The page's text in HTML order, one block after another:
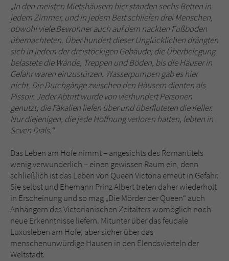
„In den meisten Mietshäusern hier standen sechs Betten in
jedem Zimmer, und in jedem Bett schliefen drei Menschen,
obwohl viele Bewohner auch auf dem nackten Fußboden
übernachteten. Über hundert dieser Unglücklichen drängten
sich in jedem der dreistöckigen Gebäude; die Überbelegung
belastete die Wände, Treppen und Böden, bis die Häuser in
Gefahr waren einzustürzen. Wasserpumpen gab es hier
nicht. Die Durchgänge zwischen den Häusern dienten als
Pissoir. Jeder Abtritt wurde von vierhundert Personen
genutzt; die Fäkalien liefen über und überfluteten die Keller.
Nur diejenigen, die jede Hoffnung verloren hatten, lebten in
Seven Dials.“
Das Leben am Hofe nimmt – angesichts des Romantitels
wenig verwunderlich – einen gewissen Raum ein, denn
schließlich ist das Leben von Queen Victoria erneut in Gefahr.
Sie selbst und Ehemann Prinz Albert treten daher wiederholt
in Erscheinung und so mag „Die Mörder der Queen“ auch
Anhängern des Victorianischen Zeitalters womöglich noch
neue Erkenntnisse liefern. Mitunter über das feudale
Luxusleben am Hofe, aber sicher über das
menschenunwürdige Hausen in den Elendsvierteln der
Weltstadt.